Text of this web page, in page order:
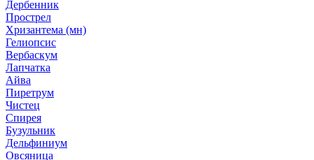
Дербенник
Прострел
Хризантема (мн)
Гелиопсис
Вербаскум
Лапчатка
Айва
Пиретрум
Чистец
Спирея
Бузульник
Дельфиниум
Овсяница